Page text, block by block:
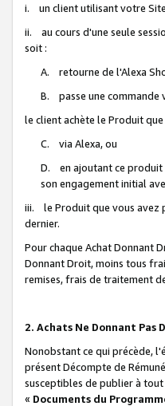
i. un client utilisant votre Site
ii. au cours d'une seule
soit :
A. retourne de l'Alexa
B. passe une commande
le client achète le Produit
C. via Alexa, ou
D. en ajoutant ce produit
son engagement initial
iii. le Produit que vous avez
dernier.
Pour chaque Achat Donnant
Donnant Droit, moins tous
remises, frais de traitement
2. Achats Ne Donnant Pas
Nonobstant ce qui précède,
présent Décompte de
susceptibles de publier à
« Documents du